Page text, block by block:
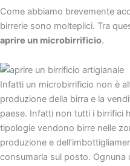
Come abbiamo brevemente
birrerie sono molteplici. Tra
aprire un microbirrificio.
Infatti un microbirrificio non è
produzione della birra e la
paese. Infatti non tutti i birrifici
tipologie vendono birre nelle
produzione e
consumarla sul posto. Ognuna